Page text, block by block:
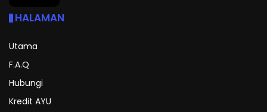
HALAMAN
Utama
F.A.Q
Hubungi
Kredit AYU